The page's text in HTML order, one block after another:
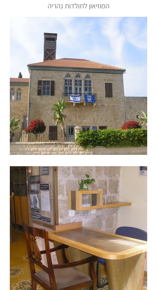
המוזיאון לתולדות נהריה